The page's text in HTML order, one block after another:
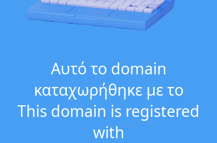
Αυτό το domain
καταχωρήθηκε με το
This domain is registered
with